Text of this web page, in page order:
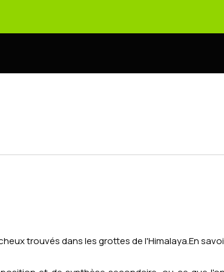
trouvés dans les grottes de l'Himalaya. En